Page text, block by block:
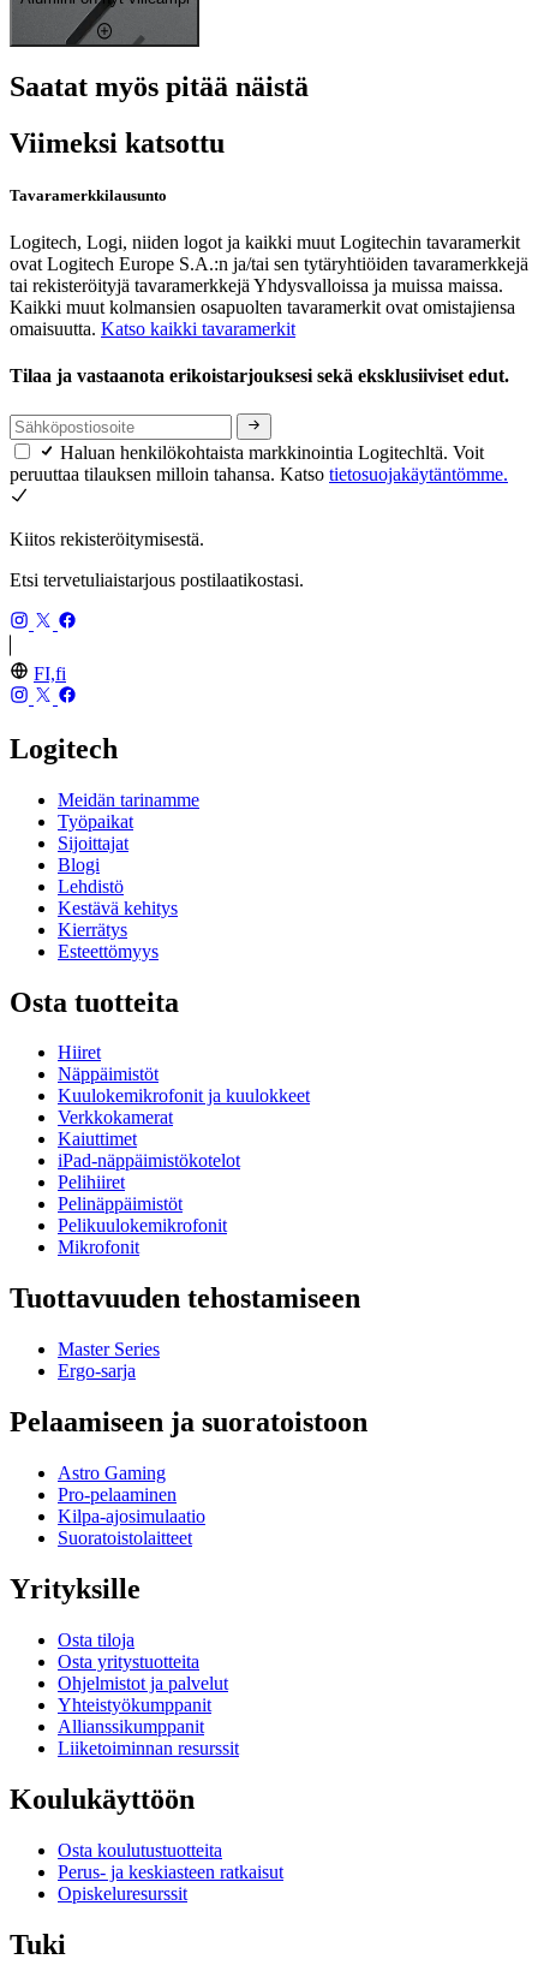
Saatat myös pitää näistä
Viimeksi katsottu
Tavaramerkkilausunto
Logitech, Logi, niiden logot ja kaikki muut Logitechin tavaramerkit
ovat Logitech Europe S.A.:n ja/tai sen tytäryhtiöiden tavaramerkkejä
tai rekisteröityjä tavaramerkkejä Yhdysvalloissa ja muissa maissa.
Kaikki muut kolmansien osapuolten tavaramerkit ovat omistajiensa
omaisuutta. Katso kaikki tavaramerkit
Tilaa ja vastaanota erikoistarjouksesi sekä eksklusiiviset edut.
Haluan henkilökohtaista markkinointia Logitechltä. Voit
peruuttaa tilauksen milloin tahansa. Katso tietosuojakäytäntömme.
Kiitos rekisteröitymisestä.
Etsi tervetuliaistarjous postilaatikostasi.
FI,fi
Logitech
Meidän tarinamme
Työpaikat
Sijoittajat
Blogi
Lehdistö
Kestävä kehitys
Kierrätys
Esteettömyys
Osta tuotteita
Hiiret
Näppäimistöt
Kuulokemikrofonit ja kuulokkeet
Verkkokamerat
Kaiuttimet
iPad-näppäimistökotelot
Pelihiiret
Pelinäppäimistöt
Pelikuulokemikrofonit
Mikrofonit
Tuottavuuden tehostamiseen
Master Series
Ergo-sarja
Pelaamiseen ja suoratoistoon
Astro Gaming
Pro-pelaaminen
Kilpa-ajosimulaatio
Suoratoistolaitteet
Yrityksille
Osta tiloja
Osta yritystuotteita
Ohjelmistot ja palvelut
Yhteistyökumppanit
Allianssikumppanit
Liiketoiminnan resurssit
Koulukäyttöön
Osta koulutustuotteita
Perus- ja keskiasteen ratkaisut
Opiskeluresurssit
Tuki